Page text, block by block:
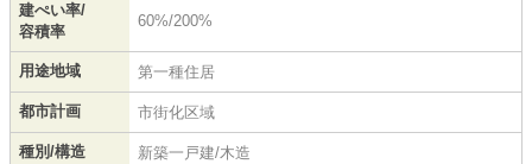
建ぺい率/
容積率
60%/200%
用途地域 第一種住居
都市計画 市街化区域
種別/構造 新築一戸建/木造